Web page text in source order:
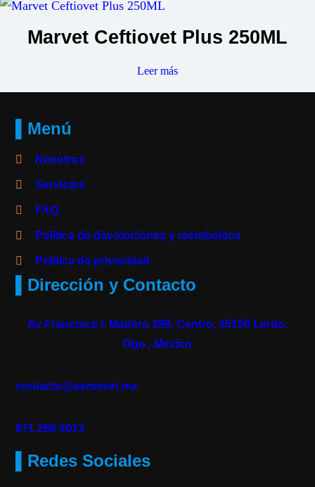
Marvet Ceftiovet Plus 250ML
Leer más
▌Menú
Nosotros
Servicios
FAQ
Política de devoluciones y reembolsos
Política de privacidad
▌Dirección y Contacto
Av Francisco I. Madero 289, Centro, 35150 Lerdo,
Dgo., Mexico
contacto@semevet.mx
871 286 5013
▌Redes Sociales